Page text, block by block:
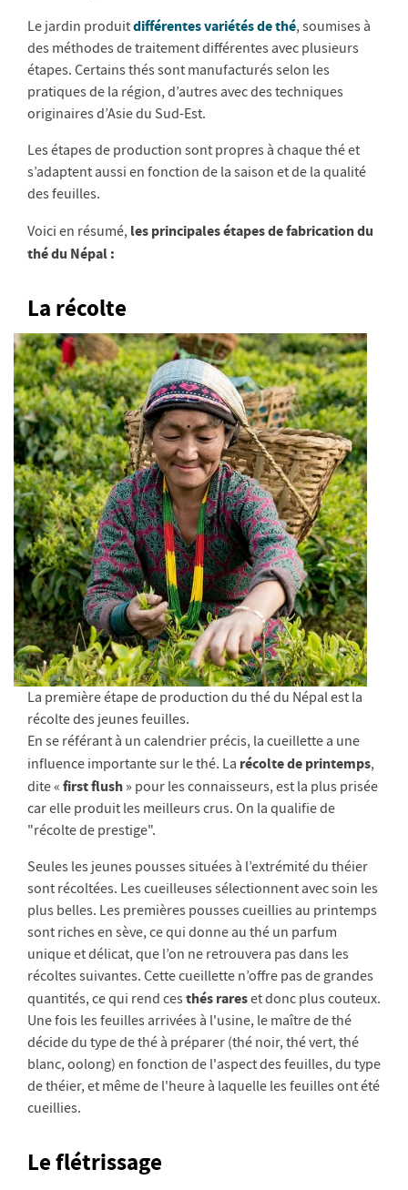
Le jardin produitdifférentes variétés de thé, soumises à
des méthodes de traitement différentes avec plusieurs
étapes. Certains thés sont manufacturés selon les
pratiques de la région, d’autres avec des techniques
originaires d’Asie du Sud-Est.
Les étapes de production sont propres à chaque thé et
s’adaptent aussi en fonction de la saison et de la qualité
des feuilles.
Voici en résumé, les principales étapes de fabrication du
thé du Népal :
La récolte
La première étape de production du thé du Népal est la
récolte des jeunes feuilles.
En se référant à un calendrier précis, la cueillette a une
influence importante sur le thé. La récolte de printemps,
dite « first flush » pour les connaisseurs, est la plus prisée
car elle produit les meilleurs crus. On la qualifie de
"récolte de prestige".
Seules les jeunes pousses situées à l’extrémité du théier
sont récoltées. Les cueilleuses sélectionnent avec soin les
plus belles. Les premières pousses cueillies au printemps
sont riches en sève, ce qui donne au thé un parfum
unique et délicat, que l’on ne retrouvera pas dans les
récoltes suivantes. Cette cueillette n’offre pas de grandes
quantités, ce qui rend cesthés rareset donc plus couteux.
Une fois les feuilles arrivées à l'usine, le maître de thé
décide du type de thé à préparer (thé noir, thé vert, thé
blanc, oolong) en fonction de l'aspect des feuilles, du type
de théier, et même de l'heure à laquelle les feuilles ont été
cueillies.
Le flétrissage